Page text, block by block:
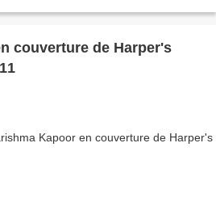
couverture de Harper's